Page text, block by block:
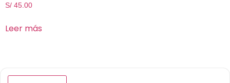
S/ 45.00
Leer más